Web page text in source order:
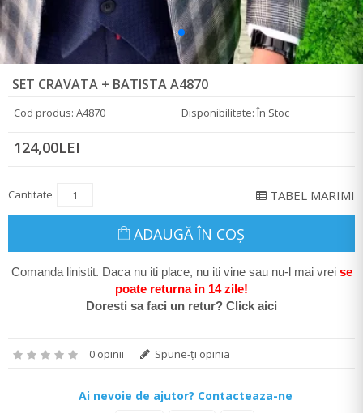
SET CRAVATA + BATISTA A4870
Cod produs: A4870 Disponibilitate: În Stoc
124,00LEI
Cantitate TABEL MARIMI
ADAUGĂ ÎN COŞ
Comanda linistit. Daca nu iti place, nu iti vine sau nu-l mai vrei se
poate returna in 14 zile!
Doresti sa faci un retur? Click aici
0 opinii Spune-ţi opinia
Ai nevoie de ajutor? Contacteaza-ne